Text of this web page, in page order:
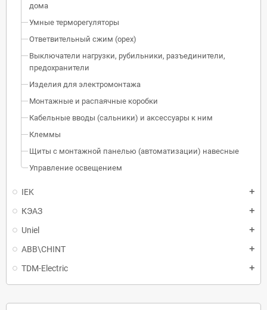
дома
Умные терморегуляторы
Ответвительный сжим (орех)
Выключатели нагрузки, рубильники, разъединители,
предохранители
Изделия для электромонтажа
Монтажные и распаячные коробки
Кабельные вводы (сальники) и аксессуары к ним
Клеммы
Щиты с монтажной панелью (автоматизации) навесные
Управление освещением
IEK
КЭАЗ
Uniel
ABB\CHINT
TDM-Electric